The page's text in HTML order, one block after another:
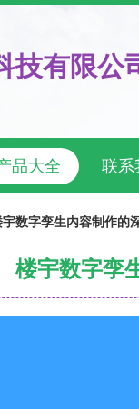
技有限公
品大全 联系
宇数字孪生内容制作
楼宇数字孪